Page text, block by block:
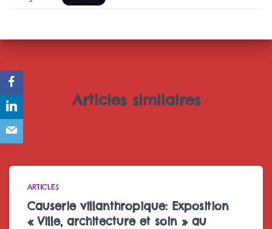
Articles similaires
ARTICLES
Causerie villanthropique: Exposition
« Ville, architecture et soin » au